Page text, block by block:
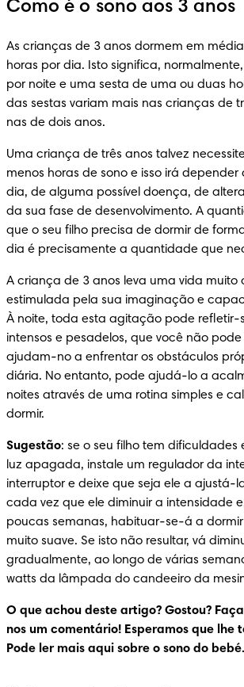
Como é o sono aos 3 anos
As crianças de 3 anos dormem em
horas por dia. Isto significa,
por noite e uma sesta de uma ou duas
das sestas variam mais nas crianças de
nas de dois anos.
Uma criança de três anos talvez
menos horas de sono e isso irá
dia, de alguma possível doença, de
da sua fase de desenvolvimento. A
que o seu filho precisa de dormir de
dia é precisamente a quantidade que
A criança de 3 anos leva uma vida muito
estimulada pela sua imaginação e
À noite, toda esta agitação pode refletir-
intensos e pesadelos, que você não pode
ajudam-no a enfrentar os obstáculos
diária. No entanto, pode ajudá-lo a
noites através de uma rotina simples e
dormir.
Sugestão: se o seu filho tem dificuldades
luz apagada, instale um regulador da
interruptor e deixe que seja ele a ajustá-
cada vez que ele diminuir a intensidade
poucas semanas, habituar-se-á a
muito suave. Se isto não resultar, vá
gradualmente, ao longo de várias
watts da lâmpada do candeeiro da
O que achou deste artigo? Gostou? Faça
nos um comentário! Esperamos que lhe
Pode ler mais aqui sobre o sono do bebé.